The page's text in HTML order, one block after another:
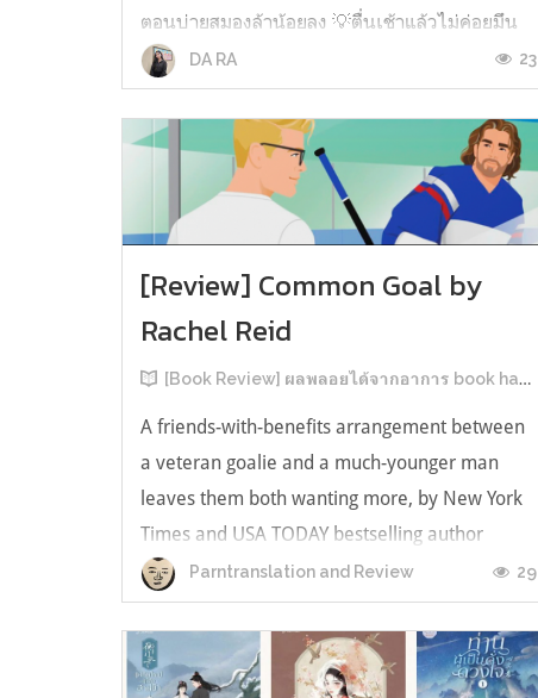
ตอนบ่ายสมองล้าน้อยลง 💡ตื่นเช้าแล้วไม่ค่อยมึน
หัว 💡ไอเดียไม่ตัน ยิ่งทำงานสาย Content แนะนำ
ว่าควรมี ชอบตรงที่ไม่มีกลิ่นคาวเลย กินง่ายสุด
ตั้งแต่เคยกินน้ำมันปลามาเลย ใครที่เคยกิ...
DA RA 23
[Review] Common Goal by
Rachel Reid
[Book Review] ผลพลอยได้จากอาการ book hangover หลังอ่านสารพัน MM Romance
A friends-with-benefits arrangement between
a veteran goalie and a much-younger man
leaves them both wanting more, by New York
Times and USA TODAY bestselling author
Rachel Reid. เป็นเรื่องลำดับที่ 4ในซีรีส์ Game
Changer และเป็นเล่มที่ 4 ที่เราหยิบมาอ่าน ใน
ที่สุดลำดับเรื่องกับลำดับที่หยิบอ่านก็ตรงกั...
Parntranslation and Review 29